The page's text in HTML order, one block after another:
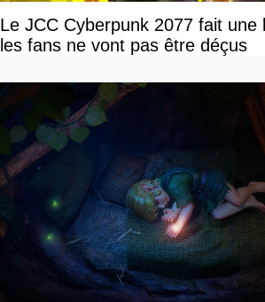
Le JCC Cyberpunk 2077 fait une
les fans ne vont pas être déçus